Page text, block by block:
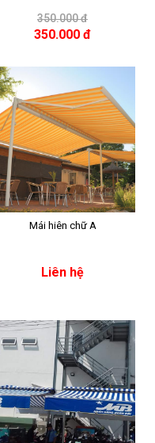
350.000 đ
350.000 đ
Mái hiên chữ A
Liên hệ